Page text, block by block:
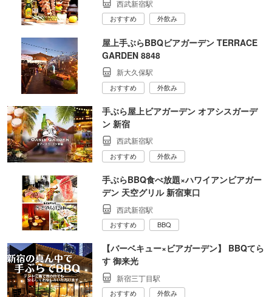
西武新宿駅
おすすめ 外飲み
屋上手ぶらBBQビアガーデン TERRACE
GARDEN 8848
新大久保駅
おすすめ 外飲み
手ぶら屋上ビアガーデン オアシスガーデ
ン 新宿
西武新宿駅
おすすめ 外飲み
手ぶらBBQ食べ放題×ハワイアンビアガー
デン 天空グリル 新宿東口
西武新宿駅
おすすめ BBQ
【バーベキュー×ビアガーデン】 BBQてら
す 御来光
新宿三丁目駅
おすすめ 外飲み